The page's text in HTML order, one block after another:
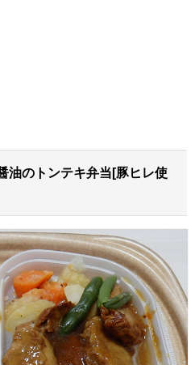
油のトンテキ弁当[豚ヒレ使